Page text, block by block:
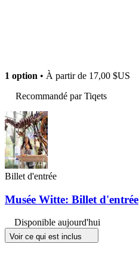
1 option • À partir de 17,00 $US
Recommandé par Tiqets
Billet d'entrée
Musée Witte: Billet d'entrée
Disponible aujourd'hui
Voir ce qui est inclus